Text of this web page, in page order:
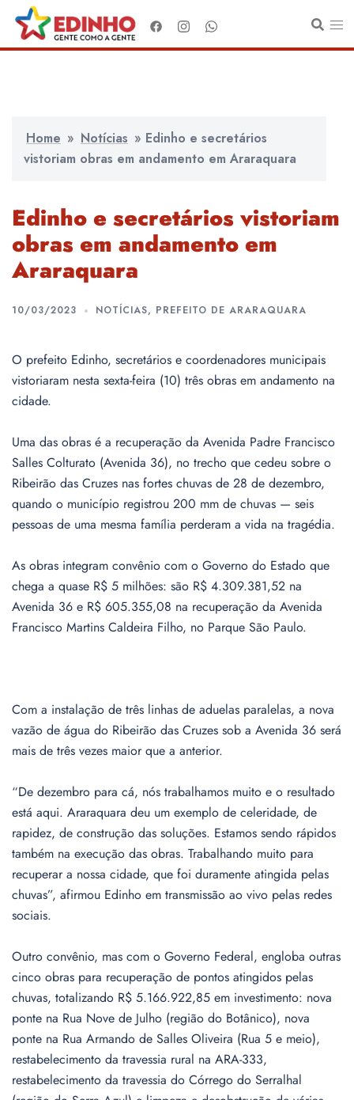
para
o
Home » Notícias » Edinho e secretários
vistoriam obras em andamento em Araraquara
Edinho e secretários vistoriam
obras em andamento em
Araraquara
10/03/2023 NOTÍCIAS, PREFEITO DE ARARAQUARA
O prefeito Edinho, secretários e coordenadores municipais
vistoriaram nesta sexta-feira (10) três obras em andamento na
cidade.
Uma das obras é a recuperação da Avenida Padre Francisco
Salles Colturato (Avenida 36), no trecho que cedeu sobre o
Ribeirão das Cruzes nas fortes chuvas de 28 de dezembro,
quando o município registrou 200 mm de chuvas — seis
pessoas de uma mesma família perderam a vida na tragédia.
As obras integram convênio com o Governo do Estado que
chega a quase R$ 5 milhões: são R$ 4.309.381,52 na
Avenida 36 e R$ 605.355,08 na recuperação da Avenida
Francisco Martins Caldeira Filho, no Parque São Paulo.
Com a instalação de três linhas de aduelas paralelas, a nova
vazão de água do Ribeirão das Cruzes sob a Avenida 36 será
mais de três vezes maior que a anterior.
“De dezembro para cá, nós trabalhamos muito e o resultado
está aqui. Araraquara deu um exemplo de celeridade, de
rapidez, de construção das soluções. Estamos sendo rápidos
também na execução das obras. Trabalhando muito para
recuperar a nossa cidade, que foi duramente atingida pelas
chuvas”, afirmou Edinho em transmissão ao vivo pelas redes
sociais.
Outro convênio, mas com o Governo Federal, engloba outras
cinco obras para recuperação de pontos atingidos pelas
chuvas, totalizando R$ 5.166.922,85 em investimento: nova
ponte na Rua Nove de Julho (região do Botânico), nova
ponte na Rua Armando de Salles Oliveira (Rua 5 e meio),
restabelecimento da travessia rural na ARA-333,
restabelecimento da travessia do Córrego do Serralhal